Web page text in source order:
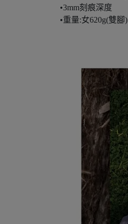
•3mm刻痕深度
•重量:女620g(雙腳)